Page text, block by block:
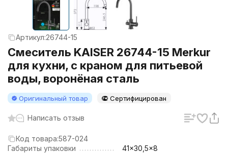
Артикул:26744-15
Смеситель KAISER 26744-15 Merkur
для кухни, с краном для питьевой
воды, воронёная сталь
Оригинальный товар Сертифицирован
Написать отзыв
Код товара:587-024
Габариты упаковки
41x30,5x8